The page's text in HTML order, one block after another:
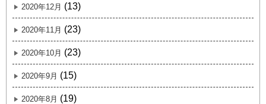
2020年12月 (13)
2020年11月 (23)
2020年10月 (23)
2020年9月 (15)
2020年8月 (19)